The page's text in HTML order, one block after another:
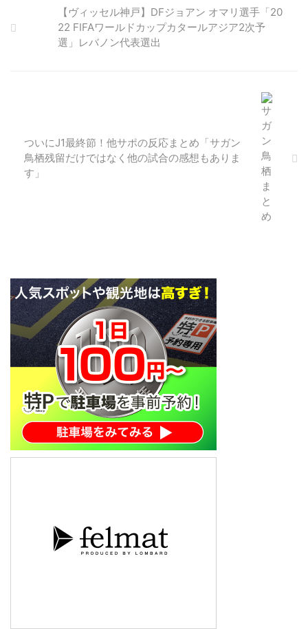
ていって欲しいです。 オフシー
ズンは金崎選手に師事してトレー
ニングに励んでいました。 引
用：https://www.sagan-
ション MF 背番号 37 生年月日
1995年4月19日(26歳) 身長/体重
173cm/70kg 出身地 東京都 経歴
柏高 － アルビレックス新潟 － 柏
レイソル － 鹿島アントラーズ 代
表歴 2016年 U-23日本代表 ポル
【ヴィッセル神戸】DFジョアン オマリ選手「20
22 FIFAワールドカップカタールアジア2次予
選」レバノン代表選出
ついにJ1最終節！他サポの反応まとめ「サガン
鳥栖残留だけではなく他の試合の感想もありま
す」